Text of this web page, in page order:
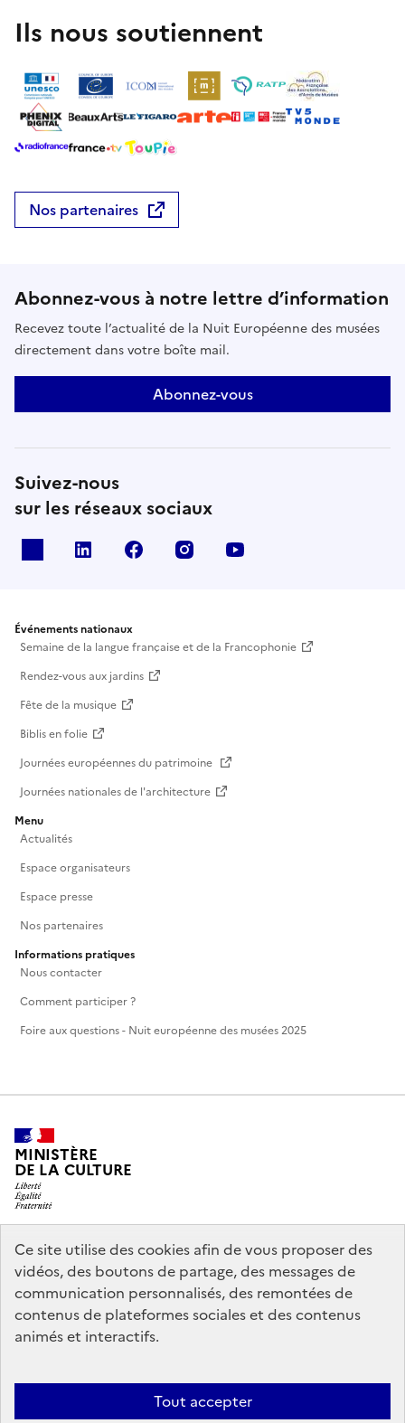
Ce site utilise des cookies afin de vous proposer des
vidéos, des boutons de partage, des messages de
communication personnalisés, des remontées de
contenus de plateformes sociales et des contenus
animés et interactifs.
Tout accepter
Ils nous soutiennent
Nos partenaires
Abonnez-vous à notre lettre d’information
Recevez toute l’actualité de la Nuit Européenne des musées
directement dans votre boîte mail.
Abonnez-vous
Suivez-nous
sur les réseaux sociaux
Linkedin Facebook Instagram
Événements nationaux
Semaine de la langue française et de la Francophonie
Rendez-vous aux jardins
Fête de la musique
Biblis en folie
Journées européennes du patrimoine
Journées nationales de l'architecture
Menu
Actualités
Espace organisateurs
Espace presse
Nos partenaires
Informations pratiques
Nous contacter
Comment participer ?
Foire aux questions - Nuit européenne des musées 2025
MINISTÈRE
DE LA CULTURE
legifrance.gouv.fr
info.gouv.fr
service-public.gouv.fr
data.gouv.fr
Crédits Accessibilité : partiellement conforme
Mentions légales
Politique d’utilisation des témoins de connexion (cookies)